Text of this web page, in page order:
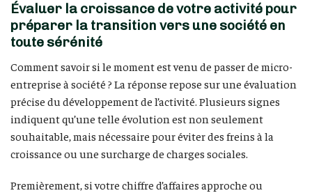
Évaluer la croissance de votre activité pour
préparer la transition vers une société en
toute sérénité
Comment savoir si le moment est venu de passer de micro-
entreprise à société ? La réponse repose sur une évaluation
précise du développement de l’activité. Plusieurs signes
indiquent qu’une telle évolution est non seulement
souhaitable, mais nécessaire pour éviter des freins à la
croissance ou une surcharge de charges sociales.
Premièrement, si votre chiffre d’affaires approche ou